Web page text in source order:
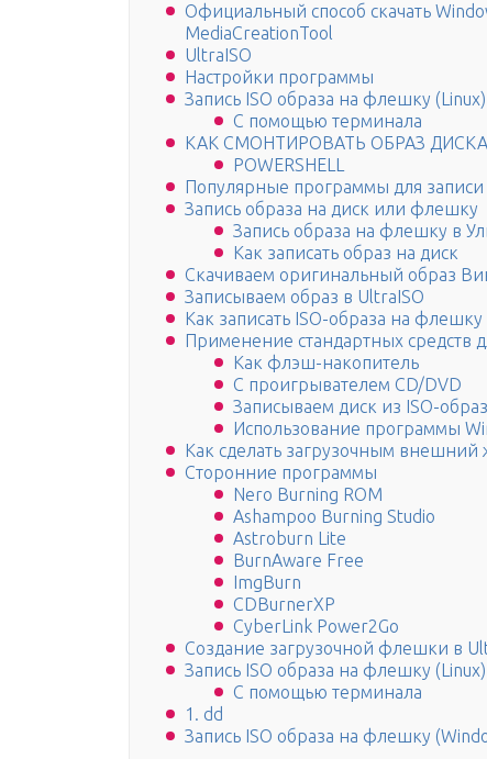
Официальный способ скачать
MediaCreationTool
UltraISO
Настройки программы
Запись ISO образа на флешку (Linux)
С помощью терминала
КАК СМОНТИРОВАТЬ ОБРАЗ ДИСКА
POWERSHELL
Популярные программы для записи
Запись образа на диск или флешку
Запись образа на флешку в
Как записать образ на диск
Скачиваем оригинальный образ
Записываем образ в UltraISO
Как записать ISO-образа на флешку
Применение стандартных средств
Как флэш-накопитель
С проигрывателем CD/DVD
Записываем диск из ISO-
Использование программы
Как сделать загрузочным внешний
Сторонние программы
Nero Burning ROM
Ashampoo Burning Studio
Astroburn Lite
BurnAware Free
ImgBurn
CDBurnerXP
CyberLink Power2Go
Создание загрузочной флешки в
Запись ISO образа на флешку (Linux)
С помощью терминала
1. dd
Запись ISO образа на флешку